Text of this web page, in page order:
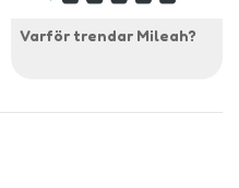
Varför trendar Mileah?